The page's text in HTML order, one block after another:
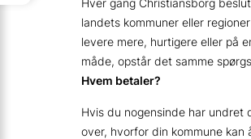
Hver gang Christiansborg
landets kommuner eller
levere mere, hurtigere eller på
måde, opstår det samme
Hvem betaler?
Hvis du nogensinde har undret
over, hvorfor din kommune kan